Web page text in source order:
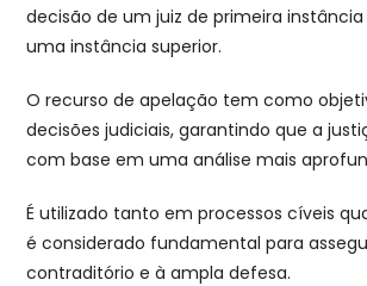
decisão de um juiz de primeira
uma instância superior.
O recurso de apelação tem como
decisões judiciais, garantindo que a
com base em uma análise mais
É utilizado tanto em processos cíveis
é considerado fundamental para
contraditório e à ampla defesa.